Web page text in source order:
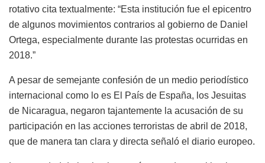
rotativo cita textualmente: “Esta institución fue el epicentro
de algunos movimientos contrarios al gobierno de Daniel
Ortega, especialmente durante las protestas ocurridas en
2018.”
A pesar de semejante confesión de un medio periodístico
internacional como lo es El País de España, los Jesuitas
de Nicaragua, negaron tajantemente la acusación de su
participación en las acciones terroristas de abril de 2018,
que de manera tan clara y directa señaló el diario europeo.